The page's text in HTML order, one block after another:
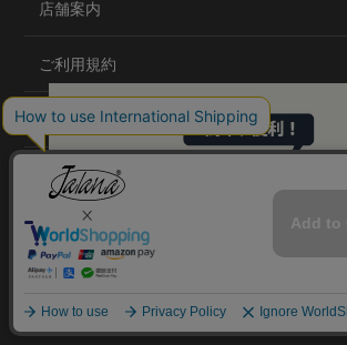
店舗案内
ご利用規約
プライバシーポリシー
特定商取引法について
会社概要
©2020 TRANS GLOBAL